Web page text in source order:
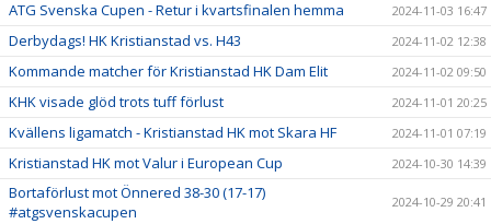
ATG Svenska Cupen - Retur i kvartsfinalen hemma 2024-11-03 16:47
Derbydags! HK Kristianstad vs. H43 2024-11-02 12:38
Kommande matcher för Kristianstad HK Dam Elit 2024-11-02 09:50
KHK visade glöd trots tuff förlust 2024-11-01 20:25
Kvällens ligamatch - Kristianstad HK mot Skara HF 2024-11-01 07:19
Kristianstad HK mot Valur i European Cup 2024-10-30 14:39
Bortaförlust mot Önnered 38-30 (17-17)
#atgsvenskacupen
2024-10-29 20:41